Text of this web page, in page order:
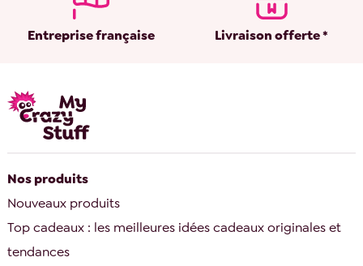
Entreprise française Livraison offerte *
Nos produits
Nouveaux produits
Top cadeaux : les meilleures idées cadeaux originales et
tendances